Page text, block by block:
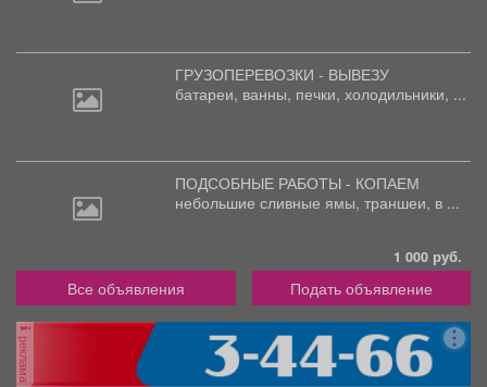
ГРУЗОПЕРЕВОЗКИ - ВЫВЕЗУ
батареи, ванны, печки, холодильники, ...
ПОДСОБНЫЕ РАБОТЫ - КОПАЕМ
небольшие сливные ямы, траншеи, в ...
1 000 руб.
Все объявления Подать объявление
реклама